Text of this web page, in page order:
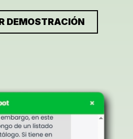
DEMOSTRACIÓN